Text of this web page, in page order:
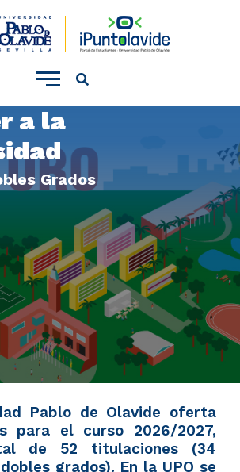
???
a la
Grados
Pablo de Olavide oferta
para el curso 2026/2027,
de 52 titulaciones (34
grados). En la UPO se